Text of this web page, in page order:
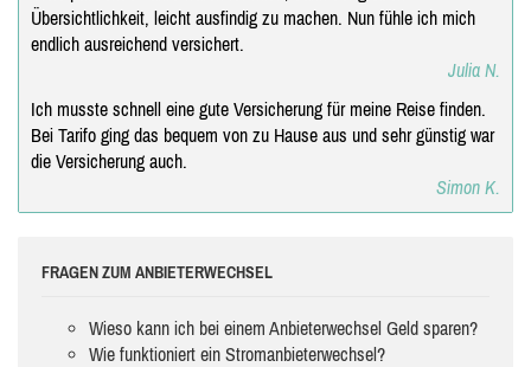
Übersichtlichkeit, leicht ausfindig zu machen. Nun fühle ich mich
endlich ausreichend versichert.
Julia N.
Ich musste schnell eine gute Versicherung für meine Reise finden.
Bei Tarifo ging das bequem von zu Hause aus und sehr günstig war
die Versicherung auch.
Simon K.
FRAGEN ZUM ANBIETERWECHSEL
Wieso kann ich bei einem Anbieterwechsel Geld sparen?
Wie funktioniert ein Stromanbieterwechsel?